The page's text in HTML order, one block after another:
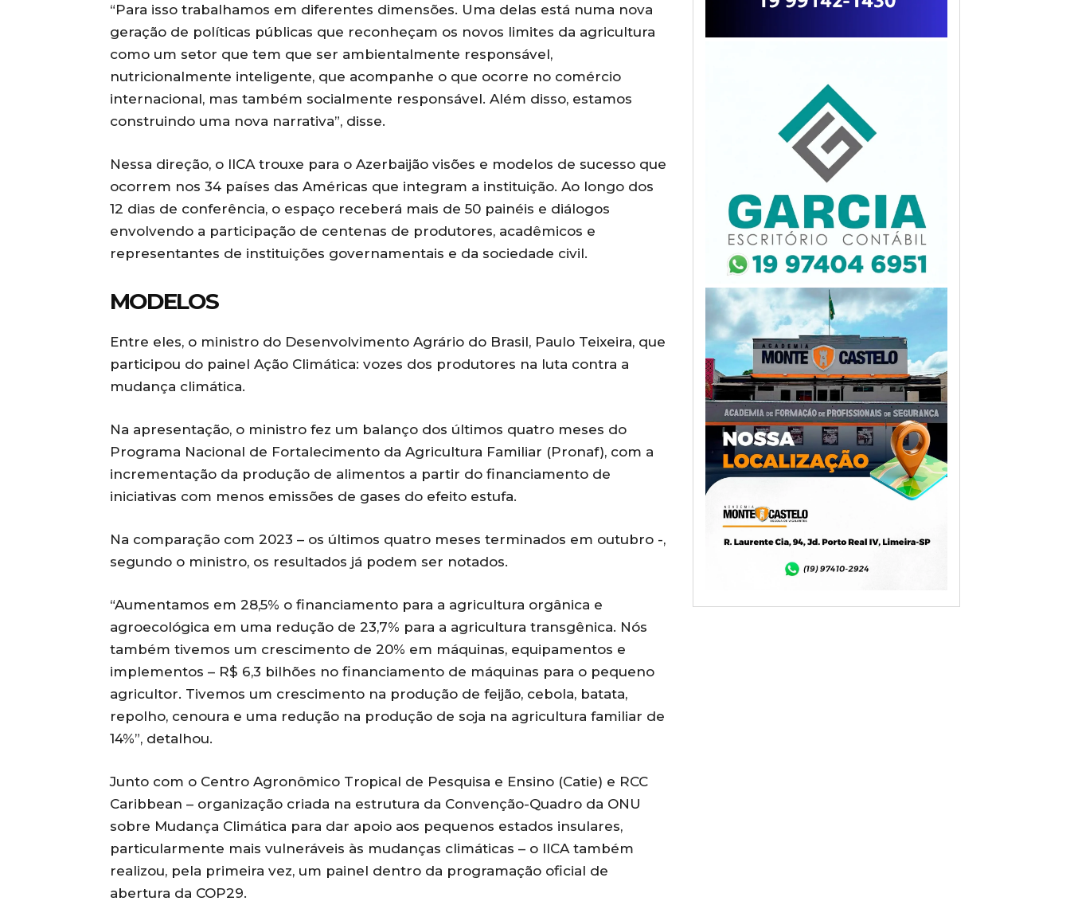
“Para isso trabalhamos em diferentes dimensões. Uma delas está numa nova
geração de políticas públicas que reconheçam os novos limites da agricultura
como um setor que tem que ser ambientalmente responsável,
nutricionalmente inteligente, que acompanhe o que ocorre no comércio
internacional, mas também socialmente responsável. Além disso, estamos
construindo uma nova narrativa”, disse.
Nessa direção, o IICA trouxe para o Azerbaijão visões e modelos de sucesso que
ocorrem nos 34 países das Américas que integram a instituição. Ao longo dos
12 dias de conferência, o espaço receberá mais de 50 painéis e diálogos
envolvendo a participação de centenas de produtores, acadêmicos e
representantes de instituições governamentais e da sociedade civil.
MODELOS
Entre eles, o ministro do Desenvolvimento Agrário do Brasil, Paulo Teixeira, que
participou do painel Ação Climática: vozes dos produtores na luta contra a
mudança climática.
Na apresentação, o ministro fez um balanço dos últimos quatro meses do
Programa Nacional de Fortalecimento da Agricultura Familiar (Pronaf), com a
incrementação da produção de alimentos a partir do financiamento de
iniciativas com menos emissões de gases do efeito estufa.
Na comparação com 2023 – os últimos quatro meses terminados em outubro -,
segundo o ministro, os resultados já podem ser notados.
“Aumentamos em 28,5% o financiamento para a agricultura orgânica e
agroecológica em uma redução de 23,7% para a agricultura transgênica. Nós
também tivemos um crescimento de 20% em máquinas, equipamentos e
implementos – R$ 6,3 bilhões no financiamento de máquinas para o pequeno
agricultor. Tivemos um crescimento na produção de feijão, cebola, batata,
repolho, cenoura e uma redução na produção de soja na agricultura familiar de
14%”, detalhou.
Junto com o Centro Agronômico Tropical de Pesquisa e Ensino (Catie) e RCC
Caribbean – organização criada na estrutura da Convenção-Quadro da ONU
sobre Mudança Climática para dar apoio aos pequenos estados insulares,
particularmente mais vulneráveis às mudanças climáticas – o IICA também
realizou, pela primeira vez, um painel dentro da programação oficial de
abertura da COP29.